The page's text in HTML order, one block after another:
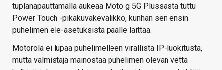
tuplanapauttamalla aukeaa Moto g 5G Plussasta tuttu
Power Touch -pikakuvakevalikko, kunhan sen ensin
puhelimen ele-asetuksista päälle laittaa.
Motorola ei lupaa puhelimelleen virallista IP-luokitusta,
mutta valmistaja mainostaa puhelimen olevan vettä